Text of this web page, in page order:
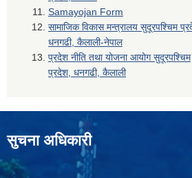
Samayojan Form
सामाजिक विकास मन्त्रालय सुदूरपश्चिम
धनगढी, कैलाली-नेपाल
प्रदेश नीति तथा योजना आयोग सुदूरपश्चिम
प्रदेश, धनगढी, कैलाली
सुचना अधिकारी